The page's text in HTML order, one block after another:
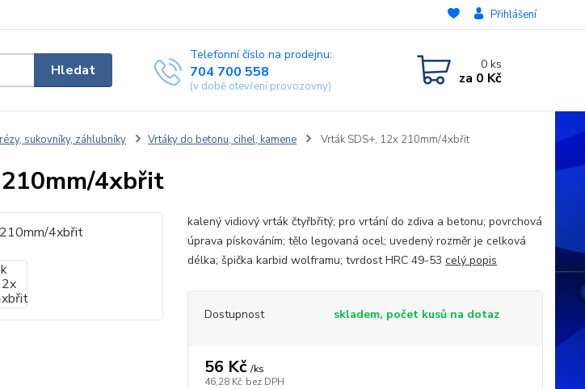
Přihlášení
Hledat
Telefonní číslo na prodejnu:
704 700 558
(v době otevření provozovny)
0ks
za 0 Kč
sukovníky, záhlubníky Vrtáky do betonu, cihel, kamene Vrták SDS+, 12x 210mm/4xbřit
4xbřit
kalený vidiový vrták čtyřbřitý; pro vrtání do zdiva a betonu; povrchová
úprava pískováním; tělo legovaná ocel; uvedený rozměr je celková
délka; špička karbid wolframu; tvrdost HRC 49-53 celý popis
Dostupnost skladem, počet kusů na dotaz
56 Kč /ks
46,28 Kč bez DPH